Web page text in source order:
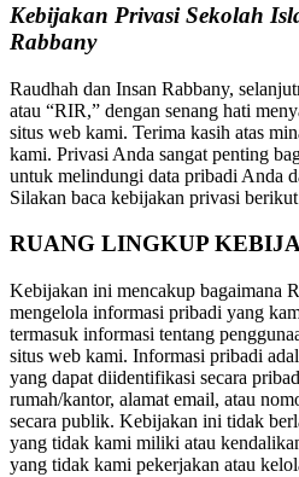
Kebijakan Privasi Sekolah
Rabbany
Raudhah dan Insan Rabbany,
atau “RIR,” dengan senang hati
situs web kami. Terima kasih atas
kami. Privasi Anda sangat penting
untuk melindungi data pribadi Anda
Silakan baca kebijakan privasi
RUANG LINGKUP
Kebijakan ini mencakup bagaimana
mengelola informasi pribadi yang
termasuk informasi tentang
situs web kami. Informasi pribadi
yang dapat diidentifikasi secara
rumah/kantor, alamat email, atau
secara publik. Kebijakan ini tidak
yang tidak kami miliki atau
yang tidak kami pekerjakan atau